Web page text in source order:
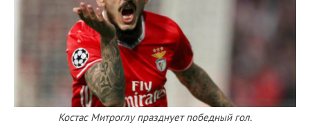
Костас Митроглу празднует победный гол.